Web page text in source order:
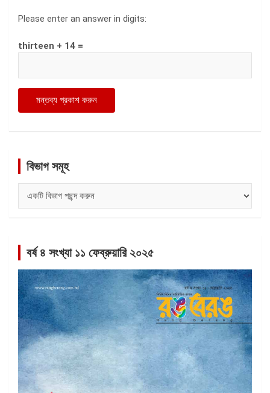
Please enter an answer in digits:
thirteen + 14 =
বিভাগ সমূহ
সমূহ
বর্ষ ৪ সংখ্যা ১১ ফেব্রুয়ারি ২০২৫